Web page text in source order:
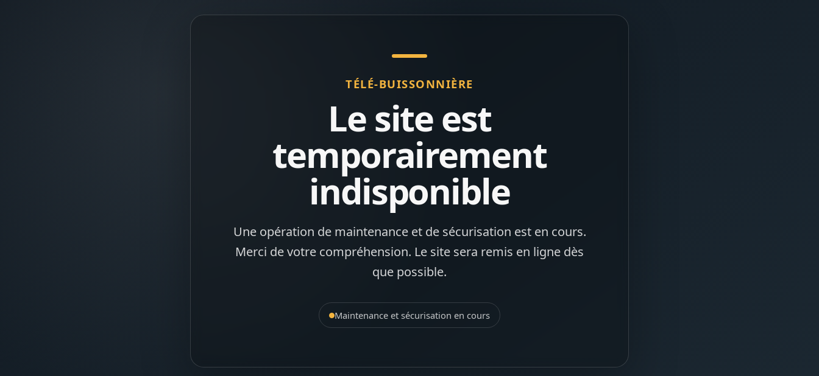
TÉLÉ-BUISSONNIÈRE
Le site est
temporairement
indisponible
Une opération de maintenance et de sécurisation est en cours.
Merci de votre compréhension. Le site sera remis en ligne dès
que possible.
Maintenance et sécurisation en cours